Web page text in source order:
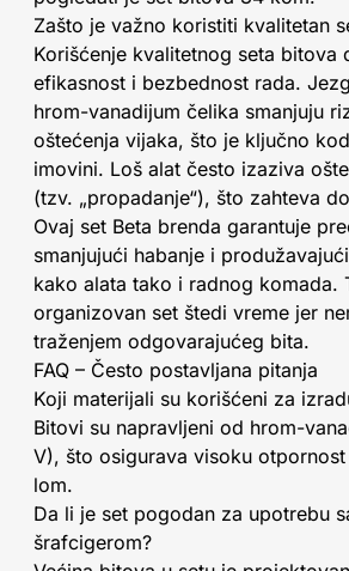
Zašto je važno koristiti kvalitetan
Korišćenje kvalitetnog seta bitova
efikasnost i bezbednost rada.
hrom-vanadijum čelika smanjuju
oštećenja vijaka, što je ključno
imovini. Loš alat često izaziva
(tzv. „propadanje“), što zahteva
Ovaj set Beta brenda garantuje
smanjujući habanje i
kako alata tako i radnog komada.
organizovan set štedi vreme jer
traženjem odgovarajućeg bita.
FAQ – Često postavljana pitanja
Koji materijali su korišćeni za
Bitovi su napravljeni od hrom-
V), što osigurava visoku otpornost
lom.
Da li je set pogodan za upotrebu
šrafcigerom?